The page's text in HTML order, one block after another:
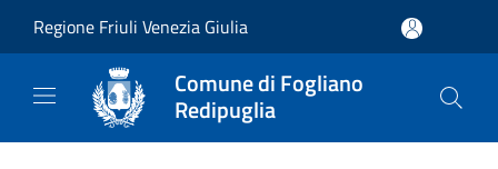
Regione Friuli Venezia Giulia
Comune di Fogliano
Redipuglia